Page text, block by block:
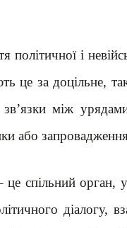
політичної і
це за доцільне,
зв’язки між
або
це спільний орган,
діалогу,